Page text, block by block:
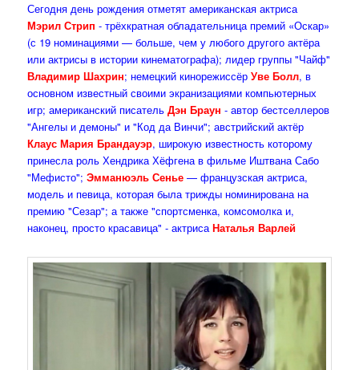
Сегодня день рождения отметят американская актриса
Мэрил Стрип - трёхкратная обладательница премий «Оскар»
(с 19 номинациями — больше, чем у любого другого актёра
или актрисы в истории кинематографа); лидер группы "Чайф"
Владимир Шахрин; немецкий кинорежиссёрУве Болл, в
основном известный своими экранизациями компьютерных
игр; американский писательДэн Браун - автор бестселлеров
"Ангелы и демоны" и "Код да Винчи"; австрийский актёр
Клаус Мария Брандауэр, широкую известность которому
принесла роль Хендрика Хёфгена в фильме Иштвана Сабо
"Мефисто"; Эмманюэль Сенье — французская актриса,
модель и певица, которая была трижды номинирована на
премию "Сезар"; а также "спортсменка, комсомолка и,
наконец, просто красавица" - актрисаНаталья Варлей